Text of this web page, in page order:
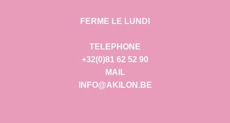
FERME LE LUNDI
TELEPHONE
+32(0)81 62 52 90
MAIL
INFO@AKILON.BE